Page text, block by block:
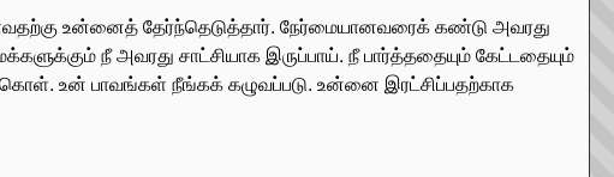
உன்னைத் தேர்ந்தெடுத்தார். நேர்மையானவரைக் கண்டு அவரது
நீ அவரது சாட்சியாக இருப்பாய். நீ பார்த்ததையும் கேட்டதையும்
உன் பாவங்கள் நீங்கக் கழுவப்படு. உன்னை இரட்சிப்பதற்காக